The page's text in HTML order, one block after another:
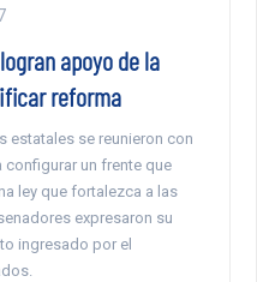
apoyo de la
reforma
estatales se reunieron con
un frente que
ley que fortalezca a las
expresaron su
ingresado por el